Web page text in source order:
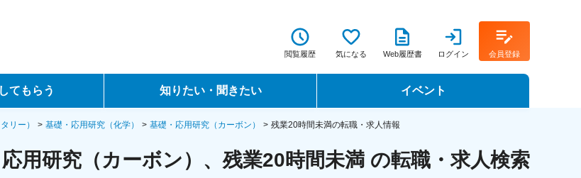
閲覧履歴 気になる Web履歴書 ログイン 会員登録
てもらう 知りたい・聞きたい
転職ノウハウ
データで見る転職
イベント
転職イベント・転職セミナー
転職フェア
リー） 基礎・応用研究（化学） 基礎・応用研究（カーボン） 残業20時間未満の転職・求人情報
用研究（カーボン）、残業20時間未満 の転職・求人検索